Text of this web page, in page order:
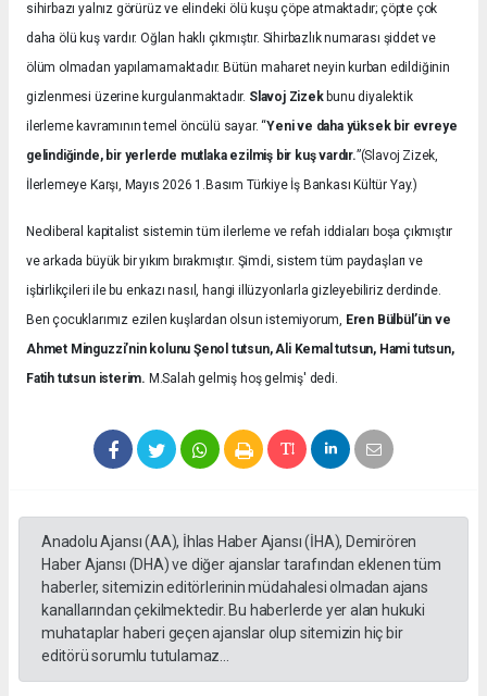
sihirbazı yalnız görürüz ve elindeki ölü kuşu çöpe atmaktadır; çöpte çok
daha ölü kuş vardır. Oğlan haklı çıkmıştır. Sihirbazlık numarası şiddet ve
ölüm olmadan yapılamamaktadır. Bütün maharet neyin kurban edildiğinin
gizlenmesi üzerine kurgulanmaktadır. Slavoj Zizekbunu diyalektik
ilerleme kavramının temel öncülü sayar. “Yeni ve daha yüksek bir evreye
gelindiğinde, bir yerlerde mutlaka ezilmiş bir kuş vardır.”(Slavoj Zizek,
İlerlemeye Karşı, Mayıs 2026 1.Basım Türkiye İş Bankası Kültür Yay.)
Neoliberal kapitalist sistemin tüm ilerleme ve refah iddiaları boşa çıkmıştır
ve arkada büyük bir yıkım bırakmıştır. Şimdi, sistem tüm paydaşları ve
işbirlikçileri ile bu enkazı nasıl, hangi illüzyonlarla gizleyebiliriz derdinde.
Ben çocuklarımız ezilen kuşlardan olsun istemiyorum, Eren Bülbül’ün ve
Ahmet Minguzzi’nin kolunu Şenol tutsun, Ali Kemal tutsun, Hami tutsun,
Fatih tutsun isterim. M.Salah gelmiş hoş gelmiş' dedi.
Anadolu Ajansı (AA), İhlas Haber Ajansı (İHA), Demirören
Haber Ajansı (DHA) ve diğer ajanslar tarafından eklenen tüm
haberler, sitemizin editörlerinin müdahalesi olmadan ajans
kanallarından çekilmektedir. Bu haberlerde yer alan hukuki
muhataplar haberi geçen ajanslar olup sitemizin hiç bir
editörü sorumlu tutulamaz...